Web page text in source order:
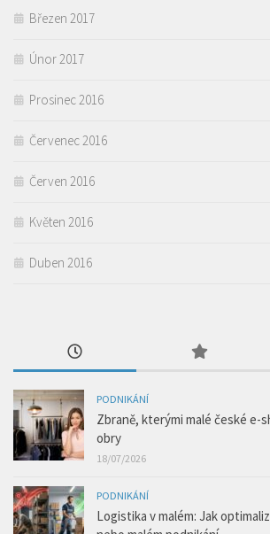
Březen 2017
Únor 2017
Prosinec 2016
Červenec 2016
Červen 2016
Květen 2016
Duben 2016
PODNIKÁNÍ
Zbraně, kterými malé české e-
obry
18/07/2026
PODNIKÁNÍ
Logistika v malém: Jak